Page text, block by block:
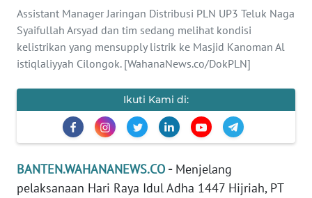
Assistant Manager Jaringan Distribusi PLN UP3 Teluk Naga
Syaifullah Arsyad dan tim sedang melihat kondisi
kelistrikan yang mensupply listrik ke Masjid Kanoman Al
istiqlaliyyah Cilongok. [WahanaNews.co/DokPLN]
Ikuti Kami di:
BANTEN.WAHANANEWS.CO -Menjelang
pelaksanaan Hari Raya Idul Adha 1447 Hijriah, PT
INFO
IKLAN
TENTANG
PEDOMAN
SIBER